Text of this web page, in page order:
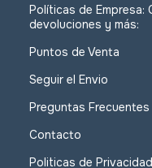
Políticas de Empresa:
devoluciones y más:
Puntos de Venta
Seguir el Envio
Preguntas Frecuentes
Contacto
Politicas de Privacidad